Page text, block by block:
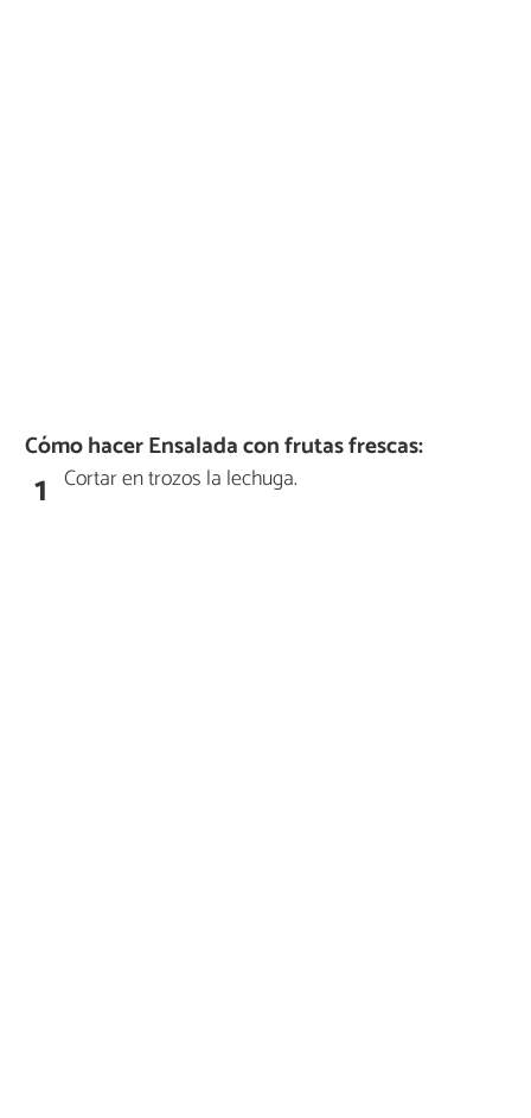
Cómo hacer Ensalada con frutas frescas:
1 Cortar en trozos la lechuga.